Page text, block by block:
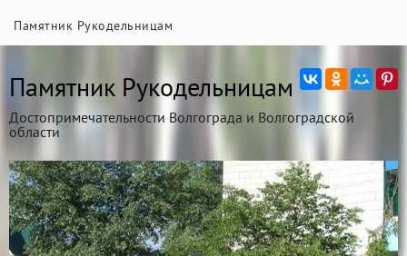
Памятник Рукодельницам
Памятник Рукодельницам
Достопримечательности Волгограда и Волгоградской
области